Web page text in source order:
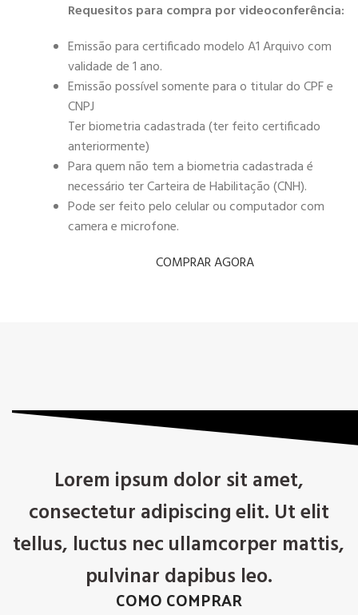
Requesitos para compra por videoconferência:
Emissão para certificado modelo A1 Arquivo com
validade de 1 ano.
Emissão possível somente para o titular do CPF e
CNPJ
Ter biometria cadastrada (ter feito certificado
anteriormente)
Para quem não tem a biometria cadastrada é
necessário ter Carteira de Habilitação (CNH).
Pode ser feito pelo celular ou computador com
camera e microfone.
COMPRAR AGORA
Lorem ipsum dolor sit amet,
consectetur adipiscing elit. Ut elit
tellus, luctus nec ullamcorper mattis,
pulvinar dapibus leo.
COMO COMPRAR